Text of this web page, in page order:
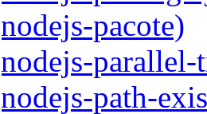
pacote)
parallel-
path-